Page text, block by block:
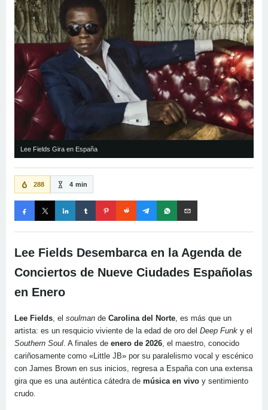
Lee Fields Gira en España
288 4 min
Lee Fields Desembarca en la Agenda de
Conciertos de Nueve Ciudades Españolas
en Enero
Lee Fields, el soulman de Carolina del Norte, es más que un
artista: es un resquicio viviente de la edad de oro del Deep Funk y el
Southern Soul. A finales de enero de 2026, el maestro, conocido
cariñosamente como «Little JB» por su paralelismo vocal y escénico
con James Brown en sus inicios, regresa a España con una extensa
gira que es una auténtica cátedra de música en vivo y sentimiento
crudo.